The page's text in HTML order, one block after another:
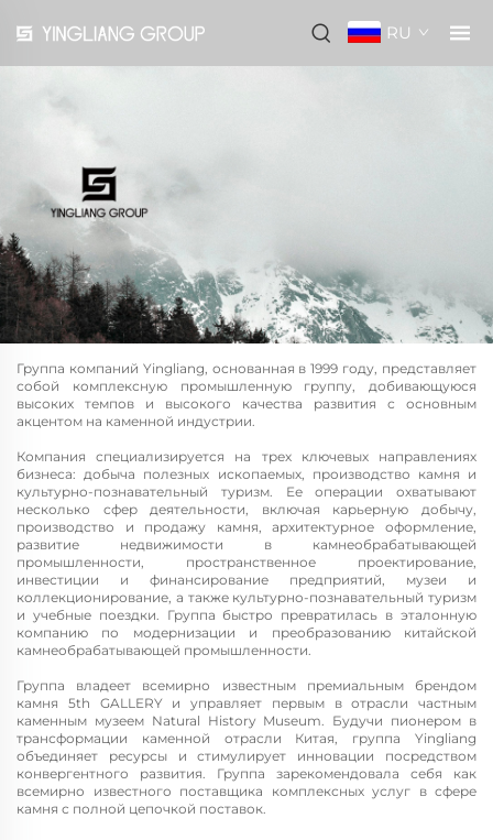
RU
Группа компаний Yingliang, основанная в 1999 году, представляет
собой комплексную промышленную группу, добивающуюся
высоких темпов и высокого качества развития с основным
акцентом на каменной индустрии.
Компания специализируется на трех ключевых направлениях
бизнеса: добыча полезных ископаемых, производство камня и
культурно-познавательный туризм. Ее операции охватывают
несколько сфер деятельности, включая карьерную добычу,
производство и продажу камня, архитектурное оформление,
развитие недвижимости в камнеобрабатывающей
промышленности, пространственное проектирование,
инвестиции и финансирование предприятий, музеи и
коллекционирование, а также культурно-познавательный туризм
и учебные поездки. Группа быстро превратилась в эталонную
компанию по модернизации и преобразованию китайской
камнеобрабатывающей промышленности.
Группа владеет всемирно известным премиальным брендом
камня 5th GALLERY и управляет первым в отрасли частным
каменным музеем Natural History Museum. Будучи пионером в
трансформации каменной отрасли Китая, группа Yingliang
объединяет ресурсы и стимулирует инновации посредством
конвергентного развития. Группа зарекомендовала себя как
всемирно известного поставщика комплексных услуг в сфере
камня с полной цепочкой поставок.